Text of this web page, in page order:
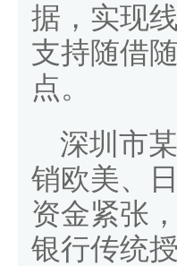
据，实现
支持随借
点。
深圳市
销欧美、
资金紧张
银行传统